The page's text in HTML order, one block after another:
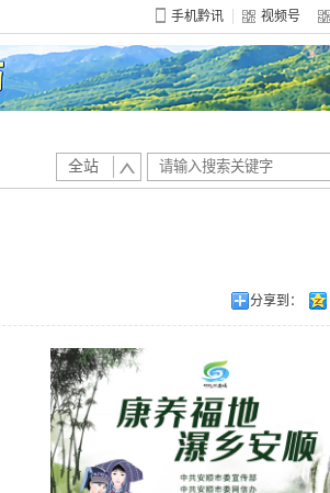
手机黔讯 视频号
全站
分享到：